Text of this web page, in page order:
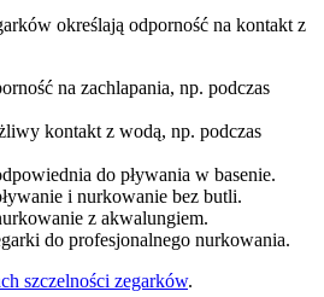
określają odporność na kontakt z
na zachlapania, np. podczas
kontakt z wodą, np. podczas
do pływania w basenie.
i nurkowanie bez butli.
z akwalungiem.
do profesjonalnego nurkowania.
szczelności zegarków.